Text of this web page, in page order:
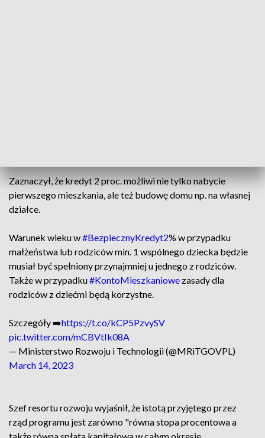
Zaznaczył, że kredyt 2 proc. możliwi nie tylko nabycie
pierwszego mieszkania, ale też budowę domu np. na własnej
działce.
Warunek wieku w#BezpiecznyKredyt2% w przypadku
małżeństwa lub rodziców min. 1 wspólnego dziecka będzie
musiał być spełniony przynajmniej u jednego z rodziców.
Także w przypadku#KontoMieszkaniowe zasady dla
rodziców z dziećmi będą korzystne.
Szczegóły ➡️https://t.co/kCP5PzvySV
pic.twitter.com/mCBVtIk08A
— Ministerstwo Rozwoju i Technologii (@MRiTGOVPL)
March 14, 2023
Szef resortu rozwoju wyjaśnił, że istotą przyjętego przez
rząd programu jest zarówno "równa stopa procentowa a